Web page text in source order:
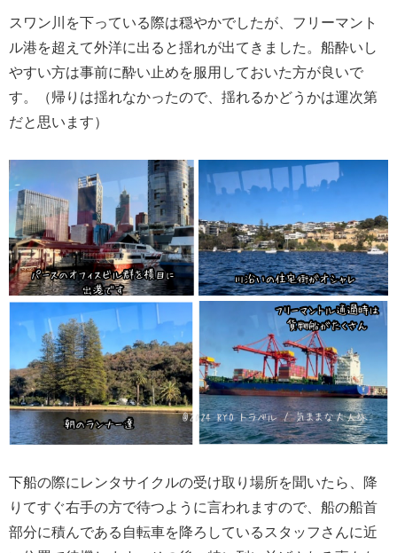
スワン川を下っている際は穏やかでしたが、フリーマント
ル港を超えて外洋に出ると揺れが出てきました。船酔いし
やすい方は事前に酔い止めを服用しておいた方が良いで
す。（帰りは揺れなかったので、揺れるかどうかは運次第
だと思います）
下船の際にレンタサイクルの受け取り場所を聞いたら、降
りてすぐ右手の方で待つように言われますので、船の船首
部分に積んである自転車を降ろしているスタッフさんに近